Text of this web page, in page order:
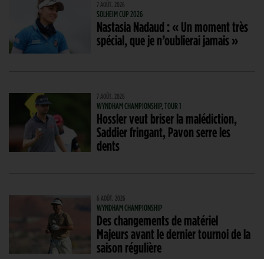
7 AOÛT. 2026
SOLHEIM CUP 2026
Nastasia Nadaud : « Un moment très
spécial, que je n’oublierai jamais »
7 AOÛT. 2026
WYNDHAM CHAMPIONSHIP, TOUR 1
Hossler veut briser la malédiction,
Saddier fringant, Pavon serre les
dents
6 AOÛT. 2026
WYNDHAM CHAMPIONSHIP
Des changements de matériel
Majeurs avant le dernier tournoi de la
saison régulière